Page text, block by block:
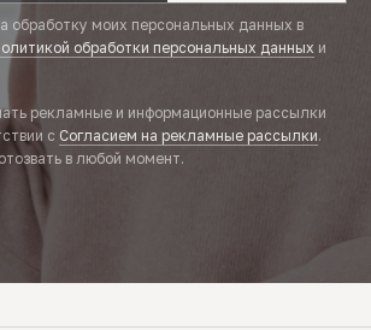
обработку моих персональных данных в
обработки персональных данных и
рекламные и информационные рассылки
с Согласием на рекламные рассылки.
в любой момент.